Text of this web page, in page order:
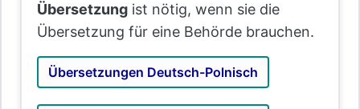
Übersetzung ist nötig, wenn sie die
Übersetzung für eine Behörde brauchen.
Übersetzungen Deutsch-Polnisch